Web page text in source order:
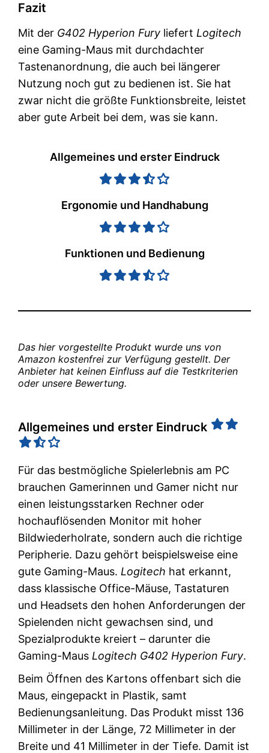
Fazit
Mit der G402 Hyperion Fury liefert Logitech
eine Gaming-Maus mit durchdachter
Tastenanordnung, die auch bei längerer
Nutzung noch gut zu bedienen ist. Sie hat
zwar nicht die größte Funktionsbreite, leistet
aber gute Arbeit bei dem, was sie kann.
Allgemeines und erster Eindruck
Ergonomie und Handhabung
Funktionen und Bedienung
Das hier vorgestellte Produkt wurde uns von
Amazon kostenfrei zur Verfügung gestellt. Der
Anbieter hat keinen Einfluss auf die Testkriterien
oder unsere Bewertung.
Allgemeines und erster Eindruck
Für das bestmögliche Spielerlebnis am PC
brauchen Gamerinnen und Gamer nicht nur
einen leistungsstarken Rechner oder
hochauflösenden Monitor mit hoher
Bildwiederholrate, sondern auch die richtige
Peripherie. Dazu gehört beispielsweise eine
gute Gaming-Maus. Logitech hat erkannt,
dass klassische Office-Mäuse, Tastaturen
und Headsets den hohen Anforderungen der
Spielenden nicht gewachsen sind, und
Spezialprodukte kreiert – darunter die
Gaming-Maus Logitech G402 Hyperion Fury.
Beim Öffnen des Kartons offenbart sich die
Maus, eingepackt in Plastik, samt
Bedienungsanleitung. Das Produkt misst 136
Millimeter in der Länge, 72 Millimeter in der
Breite und 41 Millimeter in der Tiefe. Damit ist